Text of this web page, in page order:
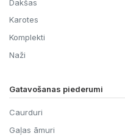
Dakšas
Karotes
Komplekti
Naži
Gatavošanas piederumi
Caurduri
Gaļas āmuri